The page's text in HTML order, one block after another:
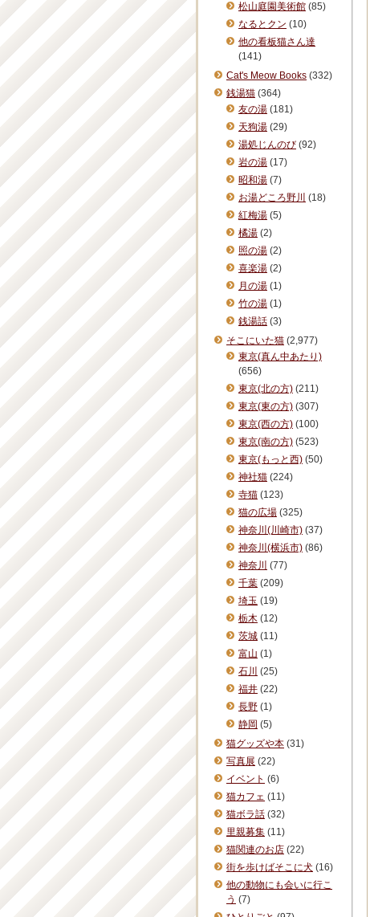
松山庭園美術館 (85)
なるとクン (10)
他の看板猫さん達
(141)
Cat's Meow Books (332)
銭湯猫 (364)
友の湯 (181)
天狗湯 (29)
湯処じんのび (92)
岩の湯 (17)
昭和湯 (7)
お湯どころ野川 (18)
紅梅湯 (5)
橘湯 (2)
照の湯 (2)
喜楽湯 (2)
月の湯 (1)
竹の湯 (1)
銭湯話 (3)
そこにいた猫 (2,977)
東京(真ん中あたり)
(656)
東京(北の方) (211)
東京(東の方) (307)
東京(西の方) (100)
東京(南の方) (523)
東京(もっと西) (50)
神社猫 (224)
寺猫 (123)
猫の広場 (325)
神奈川(川崎市) (37)
神奈川(横浜市) (86)
神奈川 (77)
千葉 (209)
埼玉 (19)
栃木 (12)
茨城 (11)
富山 (1)
石川 (25)
福井 (22)
長野 (1)
静岡 (5)
猫グッズや本 (31)
写真展 (22)
イベント (6)
猫カフェ (11)
猫ボラ話 (32)
里親募集 (11)
猫関連のお店 (22)
街を歩けばそこに犬 (16)
他の動物にも会いに行こ
う (7)